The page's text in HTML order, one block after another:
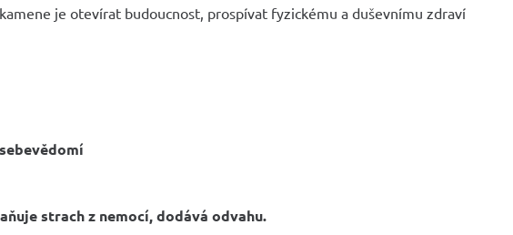
je otevírat budoucnost, prospívat fyzickému a duševnímu zdraví
strach z nemocí, dodává odvahu.